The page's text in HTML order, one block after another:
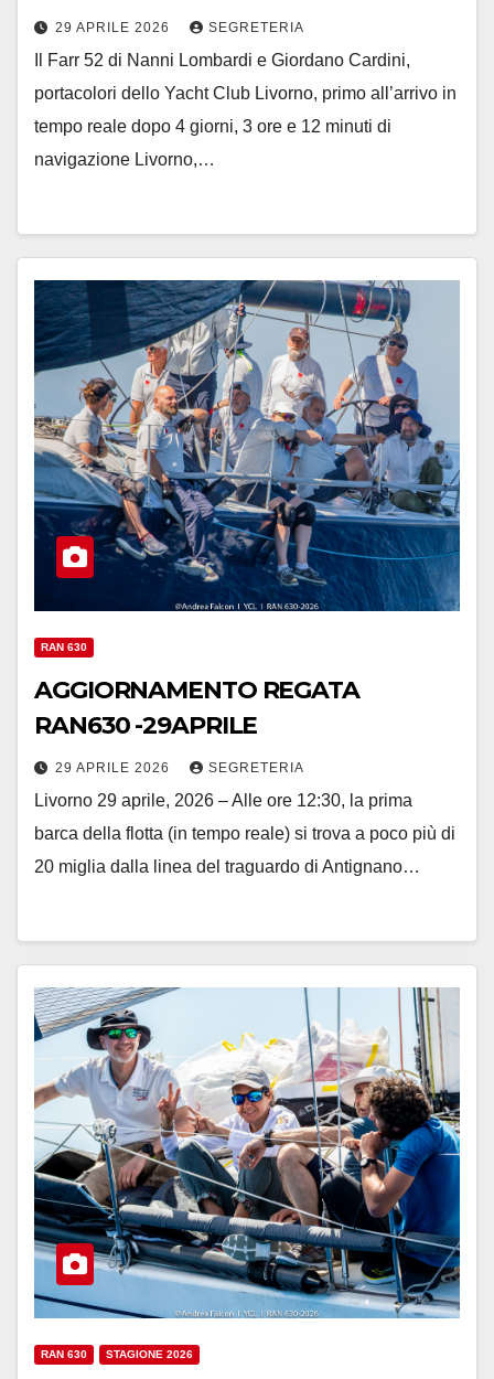
29 APRILE 2026 SEGRETERIA
Il Farr 52 di Nanni Lombardi e Giordano Cardini,
portacolori dello Yacht Club Livorno, primo all’arrivo in
tempo reale dopo 4 giorni, 3 ore e 12 minuti di
navigazione Livorno,…
RAN 630
AGGIORNAMENTO REGATA
RAN630 -29APRILE
29 APRILE 2026 SEGRETERIA
Livorno 29 aprile, 2026 – Alle ore 12:30, la prima
barca della flotta (in tempo reale) si trova a poco più di
20 miglia dalla linea del traguardo di Antignano…
RAN 630 STAGIONE 2026